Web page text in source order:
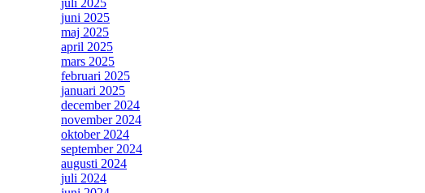
juli 2025
juni 2025
maj 2025
april 2025
mars 2025
februari 2025
januari 2025
december 2024
november 2024
oktober 2024
september 2024
augusti 2024
juli 2024